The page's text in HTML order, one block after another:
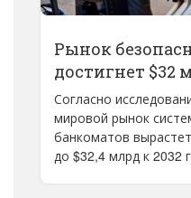
Рынок
достигнет $32
Согласно
мировой рынок
банкоматов
до $32,4 млрд к 2032